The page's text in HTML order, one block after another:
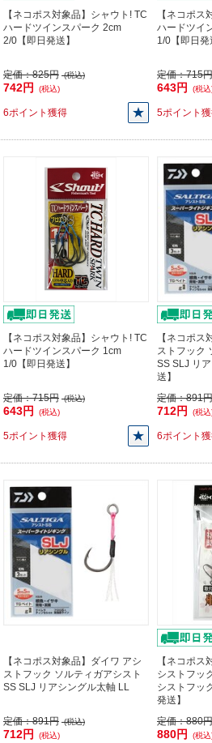
【ネコポス対象品】シャウト! TC
ハードツインスパーク 2cm
2/0【即日発送】
定価：825円 (税込)
742円 (税込)
6ポイント獲得
【ネコポス
ハードツイ
1/0【即日発
定価：715円
643円 (税
5ポイント
【ネコポス対象品】シャウト! TC
ハードツインスパーク 1cm
1/0【即日発送】
定価：715円 (税込)
643円 (税込)
5ポイント獲得
【ネコポス
ストフック
SS SLJ リ
送】
定価：891円
712円 (税
6ポイント
【ネコポス対象品】ダイワ アシ
ストフック ソルティガアシスト
SS SLJ リアシングル太軸 LL
定価：891円 (税込)
712円 (税込)
【ネコポ
シストフッ
シストフッ
発送】
定価：880円
880円 (税